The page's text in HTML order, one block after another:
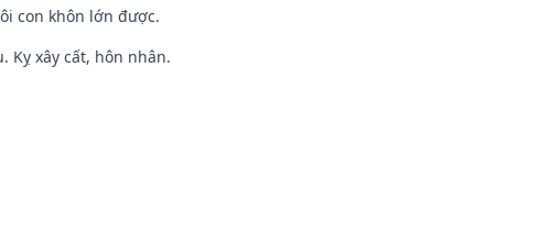
con khôn lớn được.
Kỵ xây cất, hôn nhân.